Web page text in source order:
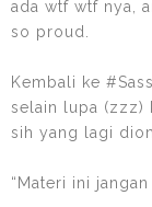
ada wtf wtf nya,
so proud.
Kembali ke
selain lupa (zzz)
sih yang lagi
“Materi ini